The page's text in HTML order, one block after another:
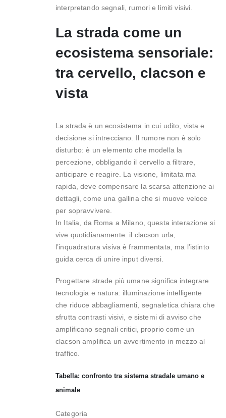
interpretando segnali, rumori e limiti visivi.
La strada come un
ecosistema sensoriale:
tra cervello, clacson e
vista
La strada è un ecosistema in cui udito, vista e
decisione si intrecciano. Il rumore non è solo
disturbo: è un elemento che modella la
percezione, obbligando il cervello a filtrare,
anticipare e reagire. La visione, limitata ma
rapida, deve compensare la scarsa attenzione ai
dettagli, come una gallina che si muove veloce
per sopravvivere.
In Italia, da Roma a Milano, questa interazione si
vive quotidianamente: il clacson urla,
l’inquadratura visiva è frammentata, ma l’istinto
guida cerca di unire input diversi.
Progettare strade più umane significa integrare
tecnologia e natura: illuminazione intelligente
che riduce abbagliamenti, segnaletica chiara che
sfrutta contrasti visivi, e sistemi di avviso che
amplificano segnali critici, proprio come un
clacson amplifica un avvertimento in mezzo al
traffico.
Tabella: confronto tra sistema stradale umano e
animale
Categoria